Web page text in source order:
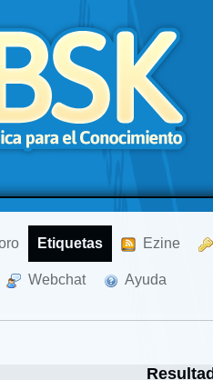
Etiquetas Ezine
Webchat Ayuda